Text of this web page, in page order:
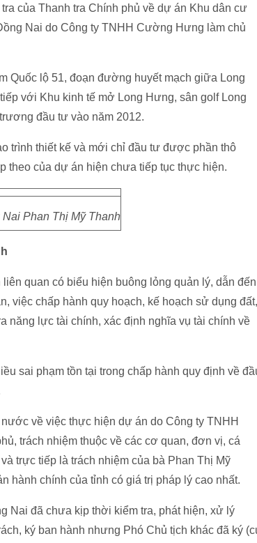
của Thanh tra Chính phủ về dự án Khu dân cư
Nai do Công ty TNHH Cường Hưng làm chủ
Quốc lộ 51, đoạn đường huyết mạch giữa Long
với Khu kinh tế mở Long Hưng, sân golf Long
đầu tư vào năm 2012.
trình thiết kế và mới chỉ đầu tư được phần thô
theo của dự án hiện chưa tiếp tục thực hiện.
Phan Thị Mỹ Thanh
quan có biểu hiện buông lỏng quản lý, dẫn đến
việc chấp hành quy hoạch, kế hoạch sử dụng đất,
năng lực tài chính, xác định nghĩa vụ tài chính về
sai phạm tồn tại trong chấp hành quy định về
về việc thực hiện dự án do Công ty TNHH
trách nhiệm thuộc về các cơ quan, đơn vị, cá
trực tiếp là trách nhiệm của bà Phan Thị Mỹ
hành chính của tỉnh có giá trị pháp lý cao nhất.
Nai đã chưa kịp thời kiểm tra, phát hiện, xử lý
ký ban hành nhưng Phó Chủ tịch khác đã ký